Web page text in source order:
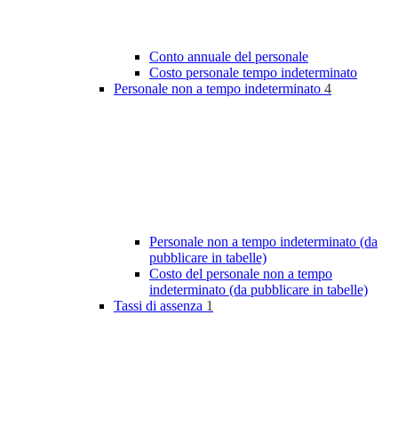
Conto annuale del personale
Costo personale tempo indeterminato
Personale non a tempo indeterminato 4
Personale non a tempo indeterminato (da
pubblicare in tabelle)
Costo del personale non a tempo
indeterminato (da pubblicare in tabelle)
Tassi di assenza 1